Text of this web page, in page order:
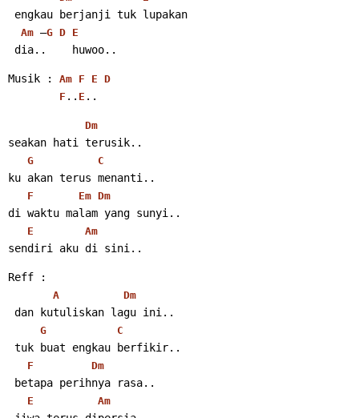
engkau berjanji tuk lupakan
Am –G D E
dia..    huwoo..
Musik : Am F E D
F .. E ..
Dm
seakan hati terusik..
G C
ku akan terus menanti..
F Em Dm
di waktu malam yang sunyi..
E Am
sendiri aku di sini..
Reff :
A Dm
dan kutuliskan lagu ini..
G C
tuk buat engkau berfikir..
F Dm
betapa perihnya rasa..
E Am